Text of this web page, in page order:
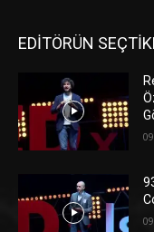
EDİTÖRÜN